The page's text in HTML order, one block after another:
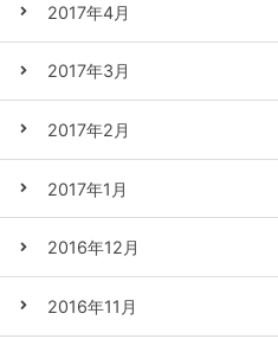
2017年4月
2017年3月
2017年2月
2017年1月
2016年12月
2016年11月